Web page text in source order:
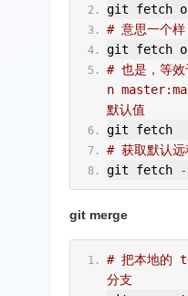
git fetch
# 意思一个样
git fetch
# 也是，
n
默认值
git fetch
# 获取默认远
git fetch
-
git merge
# 把本地的
分支